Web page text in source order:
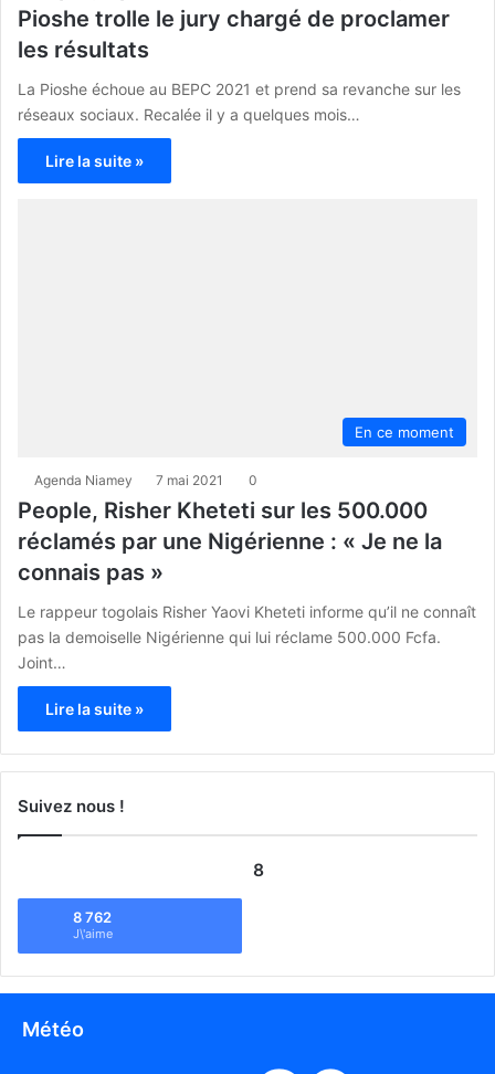
Pioshe trolle le jury chargé de proclamer
les résultats
La Pioshe échoue au BEPC 2021 et prend sa revanche sur les
réseaux sociaux. Recalée il y a quelques mois…
Lire la suite »
En ce moment
Agenda Niamey 7 mai 2021 0
People, Risher Kheteti sur les 500.000
réclamés par une Nigérienne : « Je ne la
connais pas »
Le rappeur togolais Risher Yaovi Kheteti informe qu’il ne connaît
pas la demoiselle Nigérienne qui lui réclame 500.000 Fcfa.
Joint…
Lire la suite »
Suivez nous !
8
8 762
J\'aime
Météo